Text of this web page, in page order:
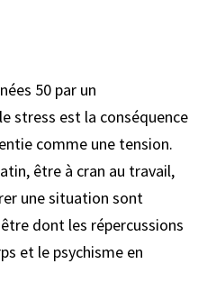
50 par un
stress est la conséquence
comme une tension.
être à cran au travail,
une situation sont
dont les répercussions
et le psychisme en